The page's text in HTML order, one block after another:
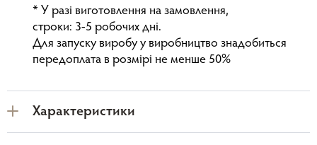
* У разі виготовлення на замовлення,
строки: 3-5 робочих дні.
Для запуску виробу у виробництво знадобиться
передоплата в розмірі не менше 50%
Характеристики